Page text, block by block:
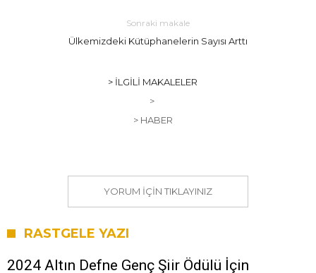
Sonraki makale
Ülkemizdeki Kütüphanelerin Sayısı Arttı
> İLGILI MAKALELER
>
> HABER
YORUM IÇIN TIKLAYINIZ
RASTGELE YAZI
2024 Altın Defne Genç Şiir Ödülü İçin